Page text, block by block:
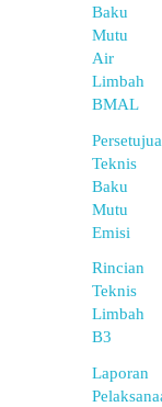
Baku
Mutu
Air
Limbah
BMAL
Teknis
Baku
Mutu
Emisi
Rincian
Teknis
Limbah
B3
Laporan